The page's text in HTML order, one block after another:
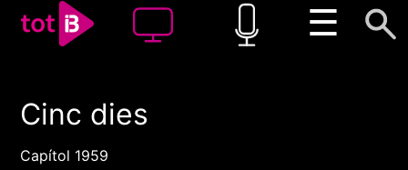
☰
00:00 00:00
Cinc dies
Capítol 1959